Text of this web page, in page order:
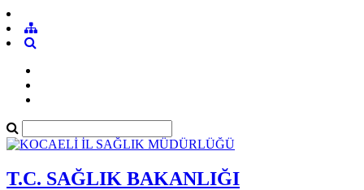
T.C. SAĞLIK BAKANLIĞI